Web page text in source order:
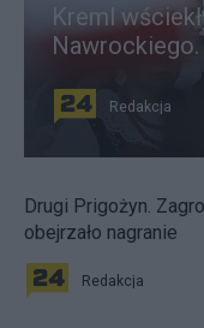
Kreml
Nawrockiego.
Redakcja
Drugi Prigożyn.
obejrzało nagranie
Redakcja